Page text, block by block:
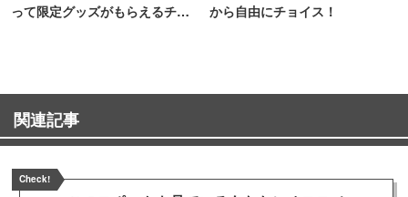
って限定グッズがもらえるチャ
から自由にチョイス！
関連記事
Check!